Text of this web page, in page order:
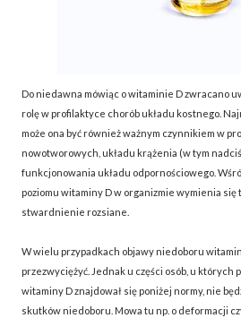
Do niedawna mówiąc o witaminie D zwracano
rolę w profilaktyce chorób układu kostnego.
może ona być również ważnym czynnikiem w
nowotworowych, układu krążenia (w tym
funkcjonowania układu odpornościowego.
poziomu witaminy D w organizmie wymienia się
stwardnienie rozsiane.
W wielu przypadkach objawy niedoboru
przezwyciężyć. Jednak u części osób, u których
witaminy D znajdował się poniżej normy, nie
skutków niedoboru. Mowa tu np. o deformacji